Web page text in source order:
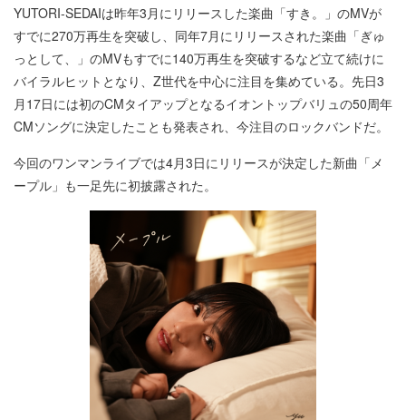
YUTORI-SEDAIは昨年3月にリリースした楽曲「すき。」のMVが
すでに270万再生を突破し、同年7月にリリースされた楽曲「ぎゅ
っとして、」のMVもすでに140万再生を突破するなど立て続けに
バイラルヒットとなり、Z世代を中心に注目を集めている。先日3
月17日には初のCMタイアップとなるイオントップバリュの50周年
CMソングに決定したことも発表され、今注目のロックバンドだ。
今回のワンマンライブでは4月3日にリリースが決定した新曲「メ
ープル」も一足先に初披露された。